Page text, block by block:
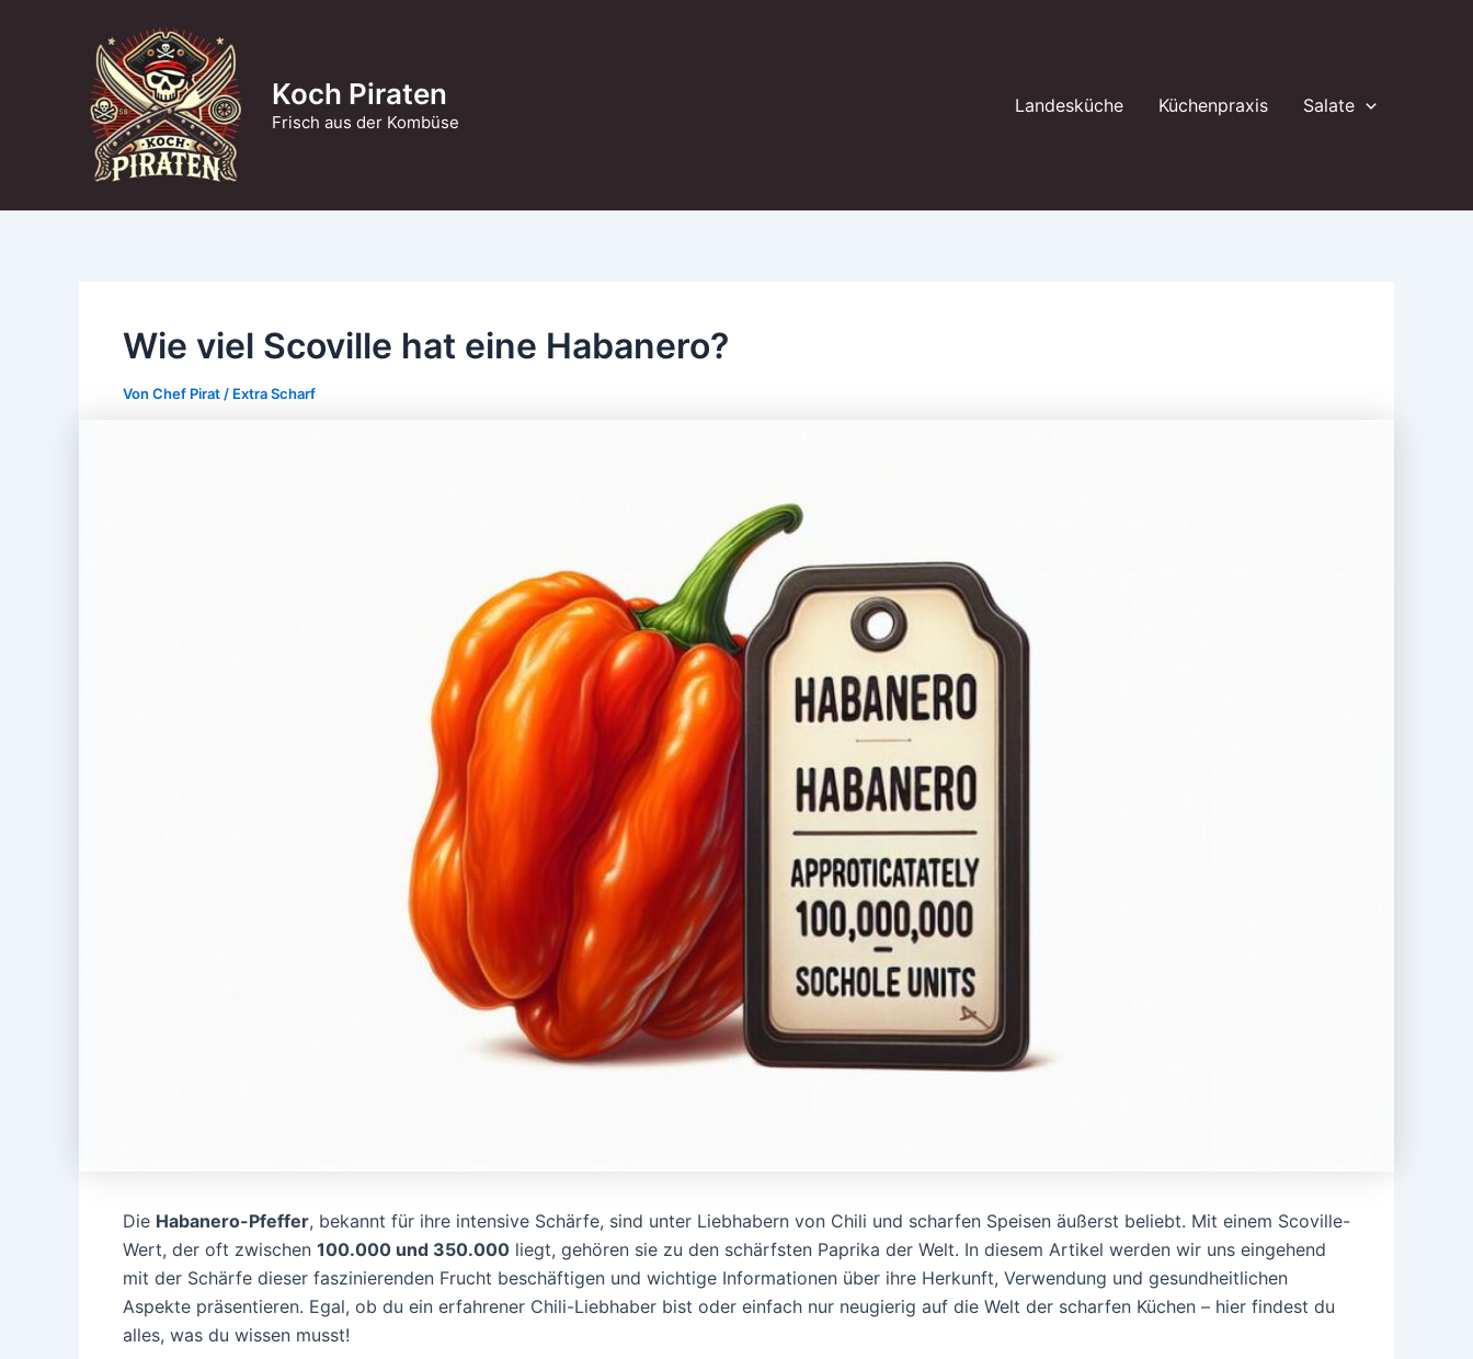
Koch Piraten
Frisch aus der Kombüse
Landesküche Küchenpraxis Salate
Wie viel Scoville hat eine Habanero?
Von Chef Pirat / Extra Scharf
Die Habanero-Pfeffer, bekannt für ihre intensive Schärfe, sind unter Liebhabern von Chili und scharfen Speisen äußerst beliebt. Mit einem Scoville-
Wert, der oft zwischen 100.000 und 350.000 liegt, gehören sie zu den schärfsten Paprika der Welt. In diesem Artikel werden wir uns eingehend
mit der Schärfe dieser faszinierenden Frucht beschäftigen und wichtige Informationen über ihre Herkunft, Verwendung und gesundheitlichen
Aspekte präsentieren. Egal, ob du ein erfahrener Chili-Liebhaber bist oder einfach nur neugierig auf die Welt der scharfen Küchen – hier findest du
alles, was du wissen musst!